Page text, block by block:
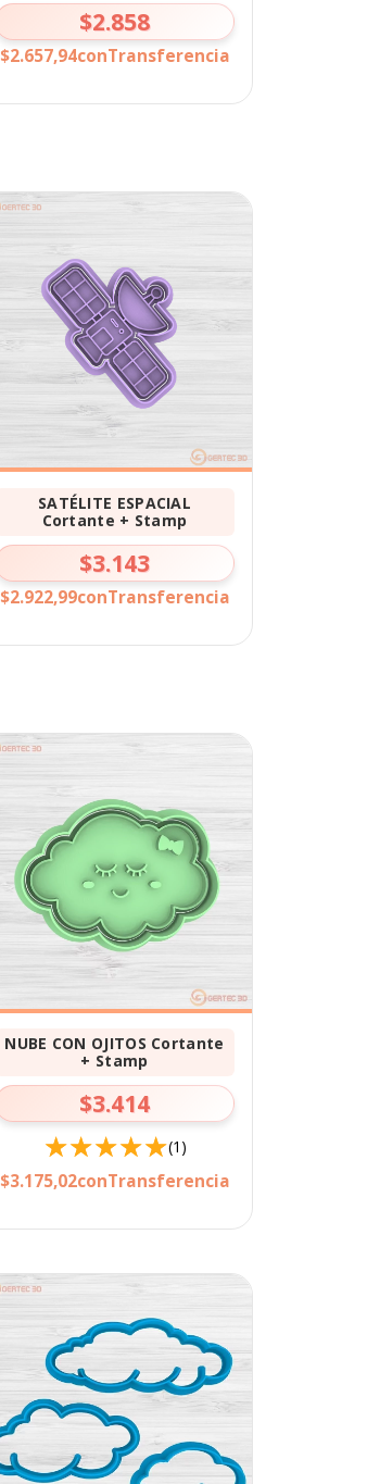
$2.858
$2.657,94conTransferencia
SATÉLITE ESPACIAL
Cortante + Stamp
$3.143
$2.922,99conTransferencia
NUBE CON OJITOS Cortante
+ Stamp
$3.414
(1)
$3.175,02conTransferencia